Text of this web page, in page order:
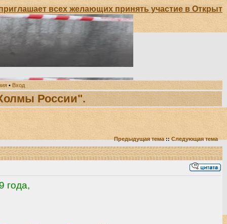
желающих принять участие в Открытом
• Вход
России".
Предыдущая тема::Следующая тема
года,